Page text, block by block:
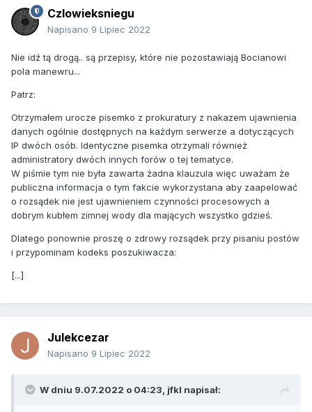
Czlowieksniegu
Napisano 9 Lipiec 2022
Nie idź tą drogą.. są przepisy, które nie pozostawiają Bocianowi
pola manewru...
Patrz:
Otrzymałem urocze pisemko z prokuratury z nakazem ujawnienia
danych ogólnie dostępnych na każdym serwerze a dotyczących
IP dwóch osób. Identyczne pisemka otrzymali również
administratory dwóch innych forów o tej tematyce.
W piśmie tym nie była zawarta żadna klauzula więc uważam że
publiczna informacja o tym fakcie wykorzystana aby zaapelować
o rozsądek nie jest ujawnieniem czynności procesowych a
dobrym kubłem zimnej wody dla mających wszystko gdzieś.
Dlatego ponownie proszę o zdrowy rozsądek przy pisaniu postów
i przypominam kodeks poszukiwacza:
[...]
Julekcezar
Napisano 9 Lipiec 2022
W dniu 9.07.2022 o 04:23, jfkl napisał: